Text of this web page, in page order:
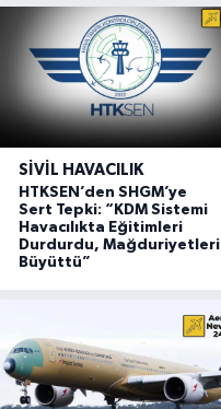
SIVIL HAVACILIK
HTKSEN’den SHGM’ye
Sert Tepki: “KDM Sistemi
Havacılıkta Eğitimleri
Durdurdu, Mağduriyetleri
Büyüttü”